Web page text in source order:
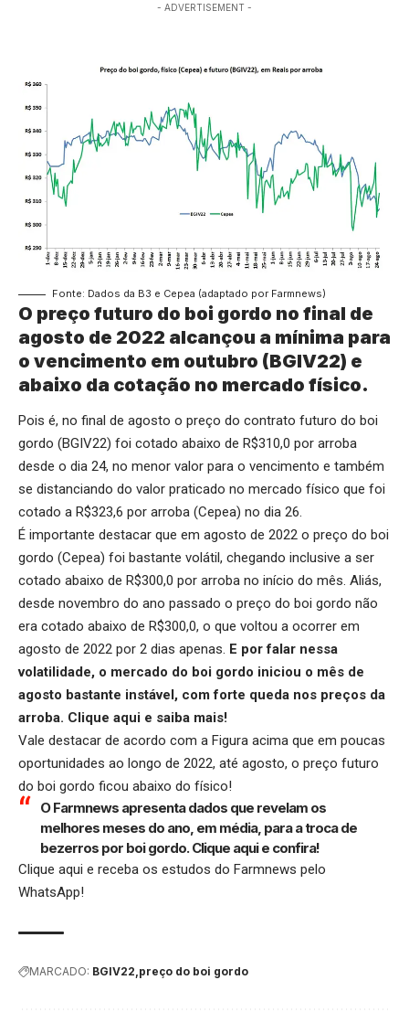
- ADVERTISEMENT -
Fonte: Dados da B3 e Cepea (adaptado por Farmnews)
O preço futuro do boi gordo no final de
agosto de 2022 alcançou a mínima para
o vencimento em outubro (BGIV22) e
abaixo da cotação no mercado físico.
Pois é, no final de agosto o preço do contrato futuro do boi
gordo (BGIV22) foi cotado abaixo de R$310,0 por arroba
desde o dia 24, no menor valor para o vencimento e também
se distanciando do valor praticado no mercado físico que foi
cotado a R$323,6 por arroba (Cepea) no dia 26.
É importante destacar que em agosto de 2022 o preço do boi
gordo (Cepea) foi bastante volátil, chegando inclusive a ser
cotado abaixo de R$300,0 por arroba no início do mês. Aliás,
desde novembro do ano passado o preço do boi gordo não
era cotado abaixo de R$300,0, o que voltou a ocorrer em
agosto de 2022 por 2 dias apenas. E por falar nessa
volatilidade, o mercado do boi gordo iniciou o mês de
agosto bastante instável, com forte queda nos preços da
arroba. Clique aqui e saiba mais!
Vale destacar de acordo com a Figura acima que em poucas
oportunidades ao longo de 2022, até agosto, o preço futuro
do boi gordo ficou abaixo do físico!
O Farmnews apresenta dados que revelam os
melhores meses do ano, em média, para a troca de
bezerros por boi gordo.Clique aquie confira!
Clique aqui e receba os estudos do Farmnews pelo
WhatsApp!
MARCADO: BGIV22 preço do boi gordo